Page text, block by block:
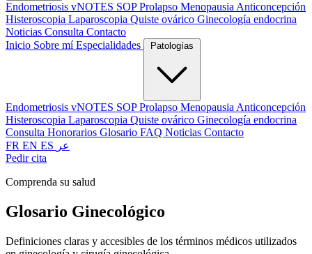
Endometriosis vNOTES SOPProlapso Menopausia Anticoncepción
Histeroscopia Laparoscopia Quiste ovárico Ginecología endocrina
Noticias Consulta Contacto
Inicio Sobre míEspecialidades
Endometriosis vNOTES SOPProlapso Menopausia Anticoncepción
Histeroscopia Laparoscopia Quiste ovárico Ginecología endocrina
Consulta Honorarios Glosario FAQ Noticias Contacto
FR EN ES عر
Pedir cita
Comprenda su salud
Glosario Ginecológico
Definiciones claras y accesibles de los términos médicos utilizados